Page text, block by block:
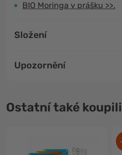
BIO Moringa v prášku >>.
Složení
Upozornění
Ostatní také koupili